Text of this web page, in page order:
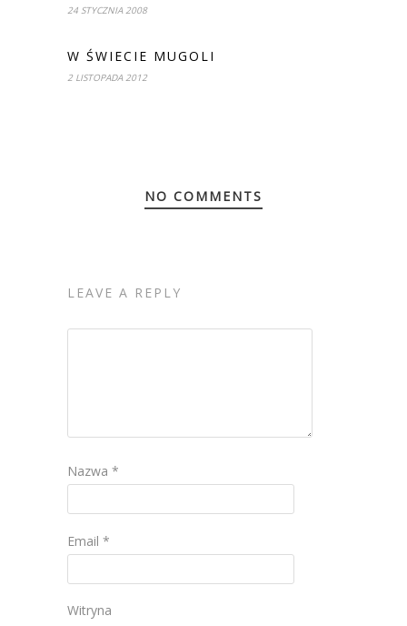
24 STYCZNIA 2008
W ŚWIECIE MUGOLI
2 LISTOPADA 2012
NO COMMENTS
LEAVE A REPLY
Nazwa *
Email *
Witryna